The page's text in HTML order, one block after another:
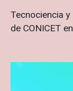
Tecnociencia
de CONICET